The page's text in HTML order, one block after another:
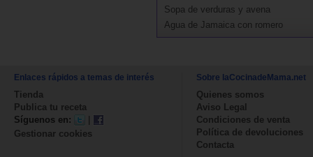
Sopa de verduras y avena
Agua de Jamaica con romero
Enlaces rápidos a temas de interés
Tienda
Publica tu receta
Síguenos en:
|
Gestionar cookies
Sobre laCocinadeMama.net
Quienes somos
Aviso Legal
Condiciones de venta
Política de devoluciones
Contacta